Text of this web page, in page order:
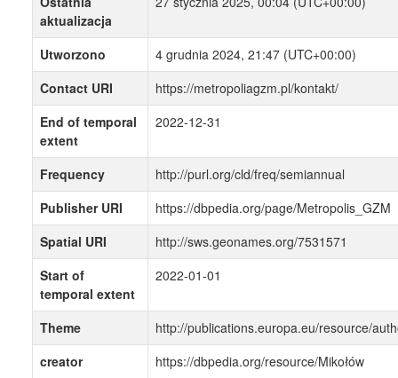
aktualizacja
Utworzono
4 grudnia 2024, 21:47 (UTC+00:00)
Contact URI
https://metropoliagzm.pl/kontakt/
End of temporal
extent
2022-12-31
Frequency
http://purl.org/cld/freq/semiannual
Publisher URI
https://dbpedia.org/page/Metropolis_GZM
Spatial URI
http://sws.geonames.org/7531571
Start of
temporal extent
2022-01-01
Theme
http://publications.europa.eu/resource/
creator
https://dbpedia.org/resource/Mikołów